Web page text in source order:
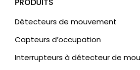
PRODUITS
Détecteurs de mouvement
Capteurs d’occupation
Interrupteurs à détecteur de